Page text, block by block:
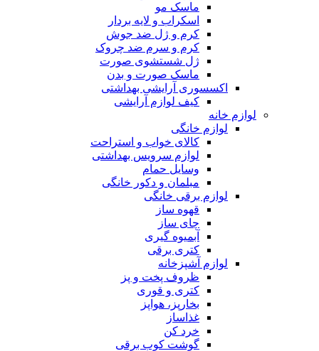
ماسک مو
اسکراب و لایه بردار
کرم و ژل ضد جوش
کرم و سرم ضد چروک
ژل شستشوی صورت
ماسک صورت و بدن
اکسسوری آرایشی بهداشتی
کیف لوازم آرایشی
لوازم خانه
لوازم خانگی
کالای خواب و استراحت
لوازم سرویس بهداشتی
وسایل حمام
مبلمان و دکور خانگی
لوازم برقی خانگی
قهوه ساز
چای ساز
آبمیوه گیری
کتری برقی
لوازم آشپزخانه
ظروف پخت و پز
کتری و قوری
بخارپز، هواپز
غذاساز
خرد کن
گوشت کوب برقی